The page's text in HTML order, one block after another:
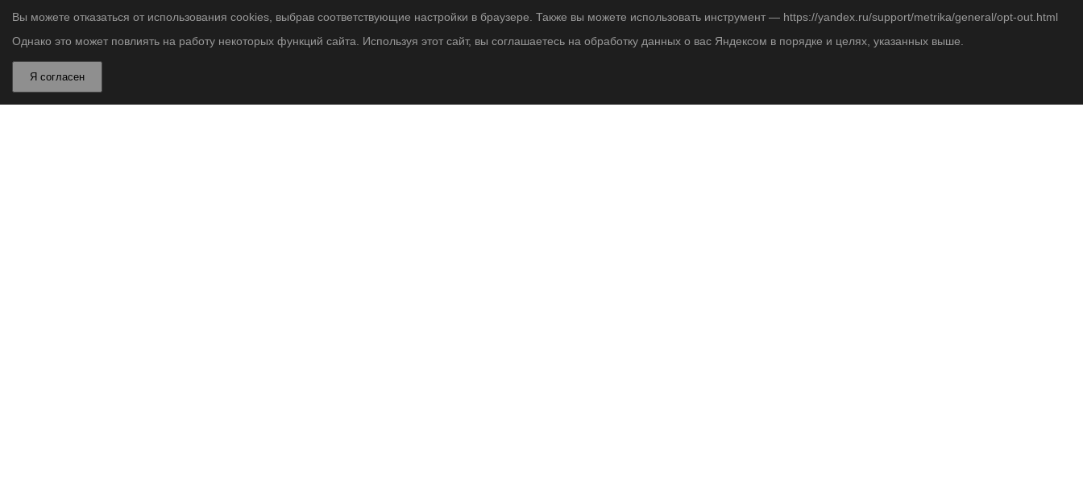
Вы можете отказаться от использования cookies, выбрав соответствующие настройки в браузере. Также вы можете использовать инструмент — https://yandex.ru/support/metrika/general/opt-out.html
Однако это может повлиять на работу некоторых функций сайта. Используя этот сайт, вы соглашаетесь на обработку данных о вас Яндексом в порядке и целях, указанных выше.
Я согласен